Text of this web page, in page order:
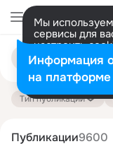
Мы
сервисы для
настроить
Разрешить
Поиск
публикациям
Тип публикации
Публикации9600
Информация
на